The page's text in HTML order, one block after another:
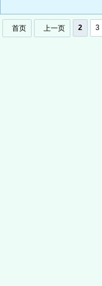
首页 上一页 2 3